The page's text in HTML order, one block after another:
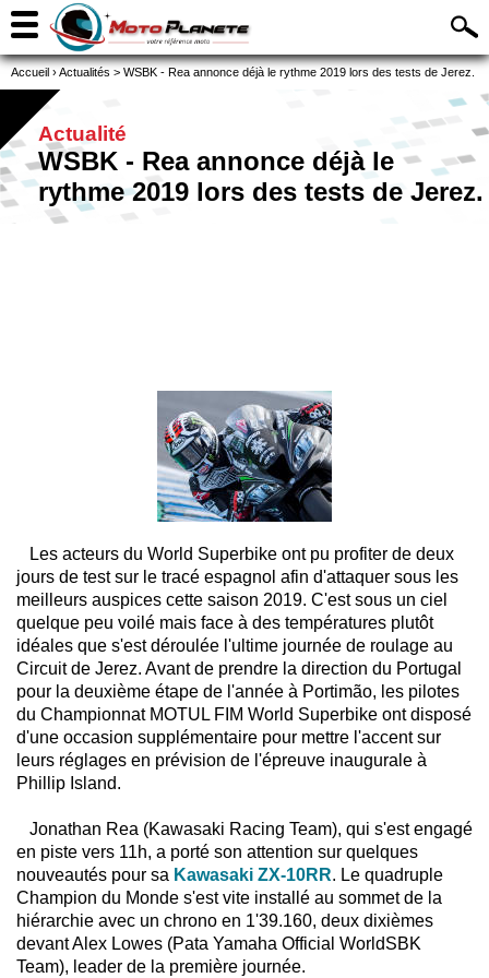
Accueil ›Actualités > WSBK - Rea annonce déjà le rythme 2019 lors des tests de Jerez.
Actualité
WSBK - Rea annonce déjà le
rythme 2019 lors des tests de Jerez.
Les acteurs du World Superbike ont pu profiter de deux
jours de test sur le tracé espagnol afin d'attaquer sous les
meilleurs auspices cette saison 2019. C'est sous un ciel
quelque peu voilé mais face à des températures plutôt
idéales que s'est déroulée l'ultime journée de roulage au
Circuit de Jerez. Avant de prendre la direction du Portugal
pour la deuxième étape de l'année à Portimão, les pilotes
du Championnat MOTUL FIM World Superbike ont disposé
d'une occasion supplémentaire pour mettre l'accent sur
leurs réglages en prévision de l'épreuve inaugurale à
Phillip Island.
Jonathan Rea (Kawasaki Racing Team), qui s'est engagé
en piste vers 11h, a porté son attention sur quelques
nouveautés pour sa Kawasaki ZX-10RR. Le quadruple
Champion du Monde s'est vite installé au sommet de la
hiérarchie avec un chrono en 1'39.160, deux dixièmes
devant Alex Lowes (Pata Yamaha Official WorldSBK
Team), leader de la première journée.